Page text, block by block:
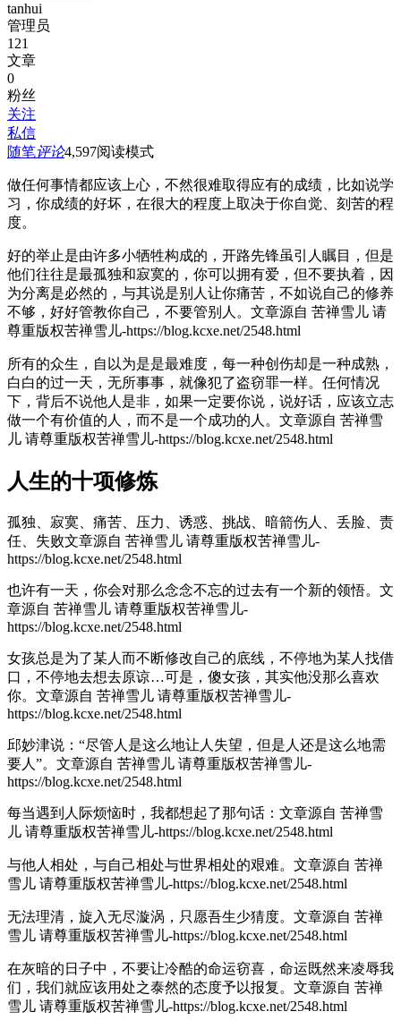
tanhui
管理员
121
文章
0
粉丝
关注
私信
随笔评论4,597阅读模式
做任何事情都应该上心，不然很难取得应有的成绩，比如说学
习，你成绩的好坏，在很大的程度上取决于你自觉、刻苦的程
度。
好的举止是由许多小牺牲构成的，开路先锋虽引人瞩目，但是
他们往往是最孤独和寂寞的，你可以拥有爱，但不要执着，因
为分离是必然的，与其说是别人让你痛苦，不如说自己的修养
不够，好好管教你自己，不要管别人。 文章源自 苦禅雪儿 请
尊重版权苦禅雪儿-https://blog.kcxe.net/2548.html
所有的众生，自以为是是最难度，每一种创伤却是一种成熟，
白白的过一天，无所事事，就像犯了盗窃罪一样。任何情况
下，背后不说他人是非，如果一定要你说，说好话，应该立志
做一个有价值的人，而不是一个成功的人。 文章源自 苦禅雪
儿 请尊重版权苦禅雪儿-https://blog.kcxe.net/2548.html
人生的十项修炼
孤独、寂寞、痛苦、压力、诱惑、挑战、暗箭伤人、丢脸、责
任、失败文章源自 苦禅雪儿 请尊重版权苦禅雪儿-
https://blog.kcxe.net/2548.html
也许有一天，你会对那么念念不忘的过去有一个新的领悟。 文
章源自 苦禅雪儿 请尊重版权苦禅雪儿-
https://blog.kcxe.net/2548.html
女孩总是为了某人而不断修改自己的底线，不停地为某人找借
口，不停地去想去原谅…可是，傻女孩，其实他没那么喜欢
你。 文章源自 苦禅雪儿 请尊重版权苦禅雪儿-
https://blog.kcxe.net/2548.html
邱妙津说：“尽管人是这么地让人失望，但是人还是这么地需
要人”。 文章源自 苦禅雪儿 请尊重版权苦禅雪儿-
https://blog.kcxe.net/2548.html
每当遇到人际烦恼时，我都想起了那句话： 文章源自 苦禅雪
儿 请尊重版权苦禅雪儿-https://blog.kcxe.net/2548.html
与他人相处，与自己相处与世界相处的艰难。 文章源自 苦禅
雪儿 请尊重版权苦禅雪儿-https://blog.kcxe.net/2548.html
无法理清，旋入无尽漩涡，只愿吾生少猜度。 文章源自 苦禅
雪儿 请尊重版权苦禅雪儿-https://blog.kcxe.net/2548.html
在灰暗的日子中，不要让冷酷的命运窃喜，命运既然来凌辱我
们，我们就应该用处之泰然的态度予以报复。 文章源自 苦禅
雪儿 请尊重版权苦禅雪儿-https://blog.kcxe.net/2548.html